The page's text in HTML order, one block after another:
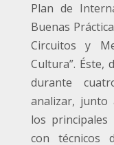
Plan de
Buenas
Circuitos y
Cultura”. Éste,
durante
analizar, junto
los
con técnicos